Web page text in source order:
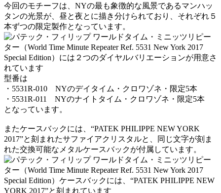
今回のモチーフは、NYの最も象徴的な風景であるマンハッ
タンの光景が、昼と夜とに描き分けられており、それぞれ５
本ずつの限定製作となっています。
型番は
・5531R-010 NYのデイタイム・クロワゾネ・限定5本
・5531R-011 NYのナイトタイム・クロワゾネ・限定5本
となっています。
またケースバックには、“PATEK PHILIPPE NEW YORK
2017”と刻まれたサファイアクリスタルと、同じ文字が刻ま
れた交換可能なメタルケースバックが付属しています。